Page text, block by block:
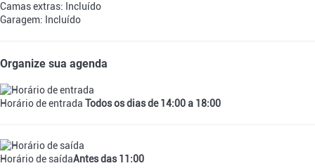
Camas extras: Incluído
Garagem: Incluído
Organize sua agenda
Horário de entrada Todos os dias de 14:00 a 18:00
Horário de saídaAntes das 11:00